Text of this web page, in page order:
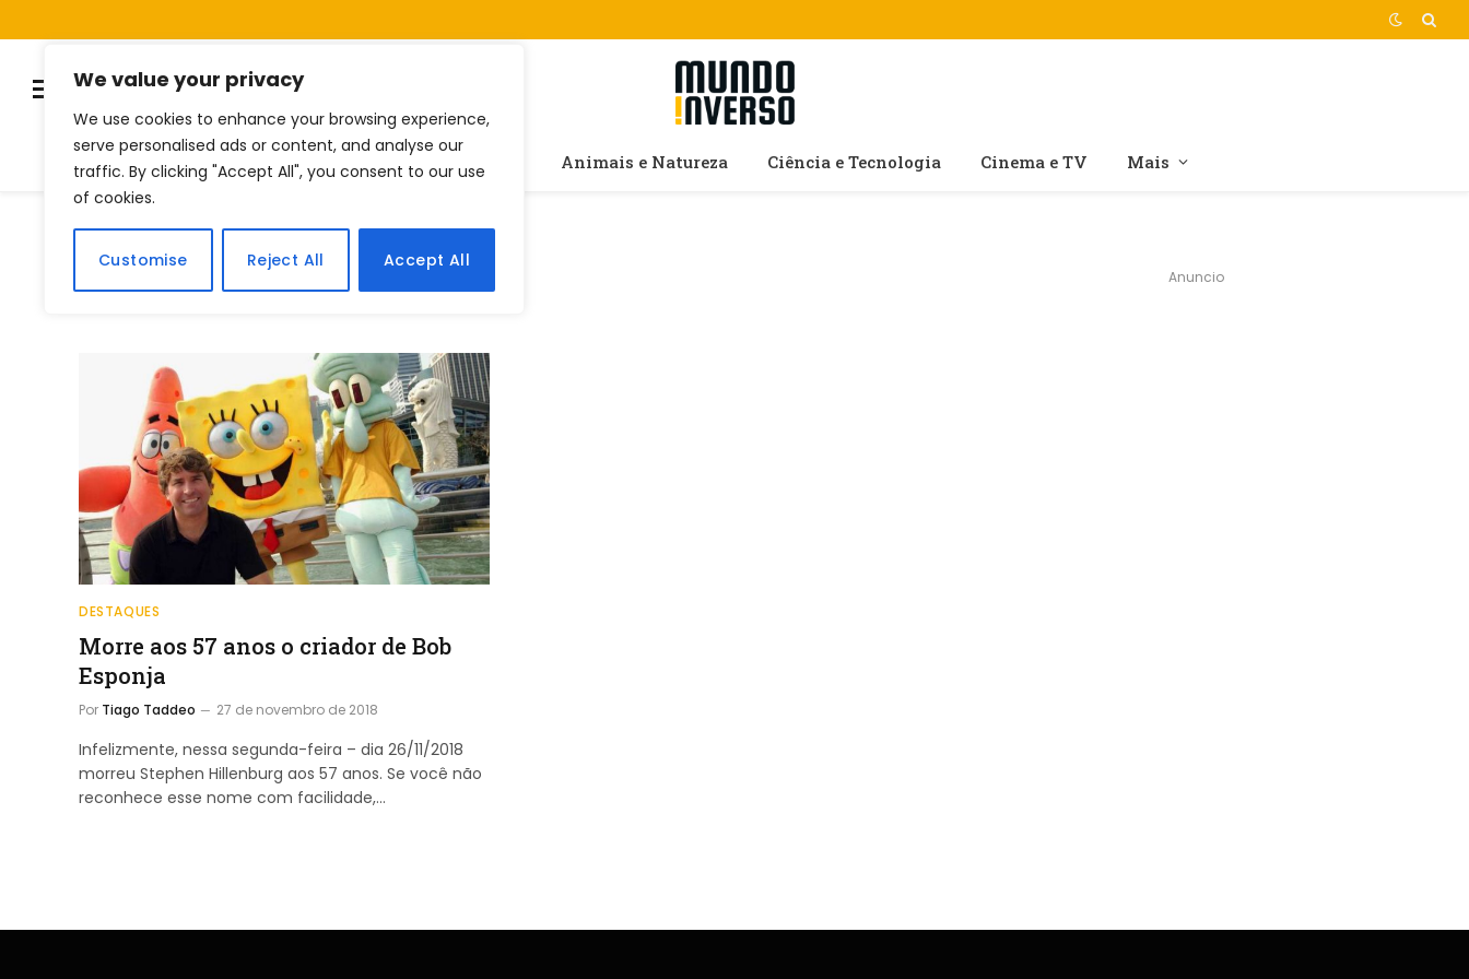
We value your privacy
We use cookies to enhance your browsing experience,
serve personalised ads or content, and analyse our
traffic. By clicking "Accept All", you consent to our use
of cookies.
Customise Reject All Accept All
Listas Quiz Animais e Natureza Ciência e Tecnologia Cinema e TV Mais
BROWSING:BOB ESPONJA
DESTAQUES
Morre aos 57 anos o criador de Bob
Esponja
Por Tiago Taddeo 27 de novembro de 2018
Infelizmente, nessa segunda-feira – dia 26/11/2018
morreu Stephen Hillenburg aos 57 anos. Se você não
reconhece esse nome com facilidade,…
Anuncio